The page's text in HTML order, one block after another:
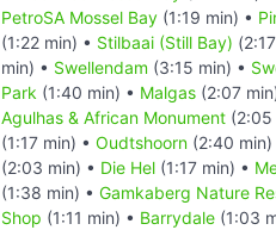
PetroSA Mossel Bay (1:19 min) •
(1:22 min) • Stilbaai (Still Bay)
min) • Swellendam (3:15 min) •
Park (1:40 min) • Malgas (2:07
Agulhas & African Monument (2:05
(1:17 min) • Oudtshoorn (2:40 min)
(2:03 min) • Die Hel (1:17 min) •
(1:38 min) • Gamkaberg Nature
Shop (1:11 min) • Barrydale (1:03